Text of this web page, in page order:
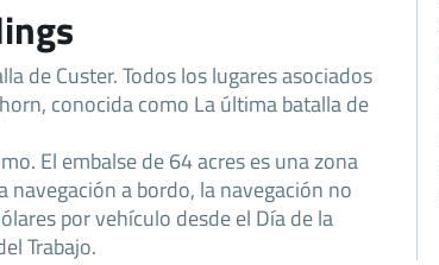
de Custer. Todos los lugares asociados
conocida como La última batalla de
El embalse de 64 acres es una zona
navegación a bordo, la navegación no
por vehículo desde el Día de la
Trabajo.